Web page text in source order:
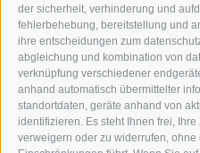
der sicherheit, verhinderung und
fehlerbehebung, bereitstellung und
ihre entscheidungen zum
abgleichung und kombination von
verknüpfung verschiedener
anhand automatisch übermittelter
standortdaten, geräte anhand von
identifizieren. Es steht Ihnen frei,
verweigern oder zu widerrufen,
WERBEN IM ERKER
ONLINE-WERBUNG
SEPA-DAUERAUFTRAG
REGELN LESERKOMMENTARE
ONLINE VOTING
SERVICE